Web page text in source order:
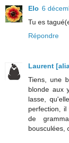
Elo 6
Tu es
Répondre
Laurent
Tiens, une
blonde aux
lasse,
perfection,
de
bousculées,